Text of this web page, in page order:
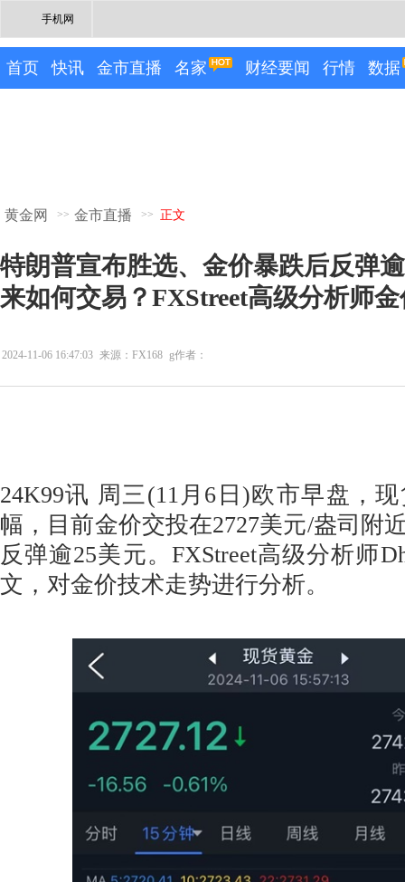
手机网
首页 快讯 金市直播 名家 财经要闻 行情 数据
黄金网 >> 金市直播 >> 正文
特朗普宣布胜选、金价暴跌后反弹
来如何交易？FXStreet高级分析师
2024-11-06 16:47:03 来源：FX168 g作者：
24K99讯 周三(11月6日)欧市早盘，
幅，目前金价交投在2727美元/盎司附
反弹逾25美元。FXStreet高级分析师
文，对金价技术走势进行分析。